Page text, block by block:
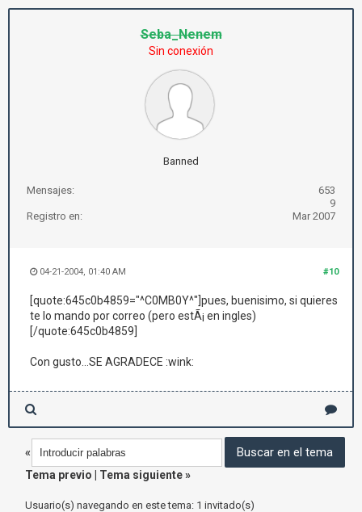
Seba_Nenem
Sin conexión
Banned
Mensajes:
653
9
Registro en:
Mar 2007
#10
04-21-2004, 01:40 AM
[quote:645c0b4859="^C0MB0Y^"]pues, buenisimo, si quieres
te lo mando por correo (pero estÃ¡ en ingles)
[/quote:645c0b4859]
Con gusto...SE AGRADECE :wink:
«
Tema previo
Tema siguiente»
Usuario(s) navegando en este tema: 1 invitado(s)